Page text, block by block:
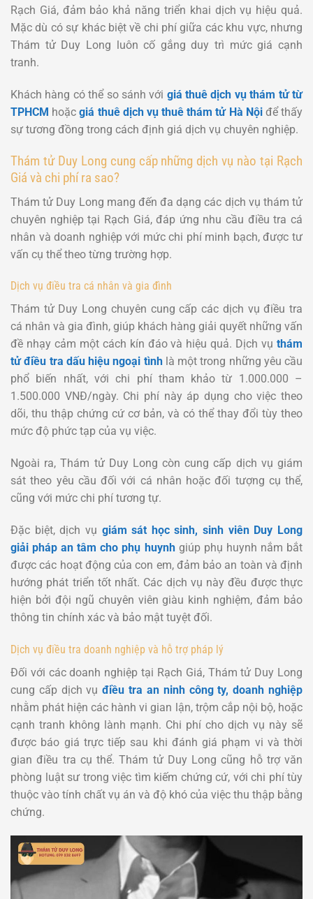
Rạch Giá, đảm bảo khả năng triển khai dịch vụ hiệu quả.
Mặc dù có sự khác biệt về chi phí giữa các khu vực, nhưng
Thám tử Duy Long luôn cố gắng duy trì mức giá cạnh
tranh.
Khách hàng có thể so sánh với giá thuê dịch vụ thám tử từ
TPHCM hoặcgiá thuê dịch vụ thuê thám tử Hà Nộiđể thấy
sự tương đồng trong cách định giá dịch vụ chuyên nghiệp.
Thám tử Duy Long cung cấp những dịch vụ nào tại Rạch
Giá và chi phí ra sao?
Thám tử Duy Long mang đến đa dạng các dịch vụ thám tử
chuyên nghiệp tại Rạch Giá, đáp ứng nhu cầu điều tra cá
nhân và doanh nghiệp với mức chi phí minh bạch, được tư
vấn cụ thể theo từng trường hợp.
Dịch vụ điều tra cá nhân và gia đình
Thám tử Duy Long chuyên cung cấp các dịch vụ điều tra
cá nhân và gia đình, giúp khách hàng giải quyết những vấn
đề nhạy cảm một cách kín đáo và hiệu quả. Dịch vụ thám
tử điều tra dấu hiệu ngoại tìnhlà một trong những yêu cầu
phổ biến nhất, với chi phí tham khảo từ 1.000.000 –
1.500.000 VNĐ/ngày. Chi phí này áp dụng cho việc theo
dõi, thu thập chứng cứ cơ bản, và có thể thay đổi tùy theo
mức độ phức tạp của vụ việc.
Ngoài ra, Thám tử Duy Long còn cung cấp dịch vụ giám
sát theo yêu cầu đối với cá nhân hoặc đối tượng cụ thể,
cũng với mức chi phí tương tự.
Đặc biệt, dịch vụ giám sát học sinh, sinh viên Duy Long
giải pháp an tâm cho phụ huynhgiúp phụ huynh nắm bắt
được các hoạt động của con em, đảm bảo an toàn và định
hướng phát triển tốt nhất. Các dịch vụ này đều được thực
hiện bởi đội ngũ chuyên viên giàu kinh nghiệm, đảm bảo
thông tin chính xác và bảo mật tuyệt đối.
Dịch vụ điều tra doanh nghiệp và hỗ trợ pháp lý
Đối với các doanh nghiệp tại Rạch Giá, Thám tử Duy Long
cung cấp dịch vụđiều tra an ninh công ty, doanh nghiệp
nhằm phát hiện các hành vi gian lận, trộm cắp nội bộ, hoặc
cạnh tranh không lành mạnh. Chi phí cho dịch vụ này sẽ
được báo giá trực tiếp sau khi đánh giá phạm vi và thời
gian điều tra cụ thể. Thám tử Duy Long cũng hỗ trợ văn
phòng luật sư trong việc tìm kiếm chứng cứ, với chi phí tùy
thuộc vào tính chất vụ án và độ khó của việc thu thập bằng
chứng.